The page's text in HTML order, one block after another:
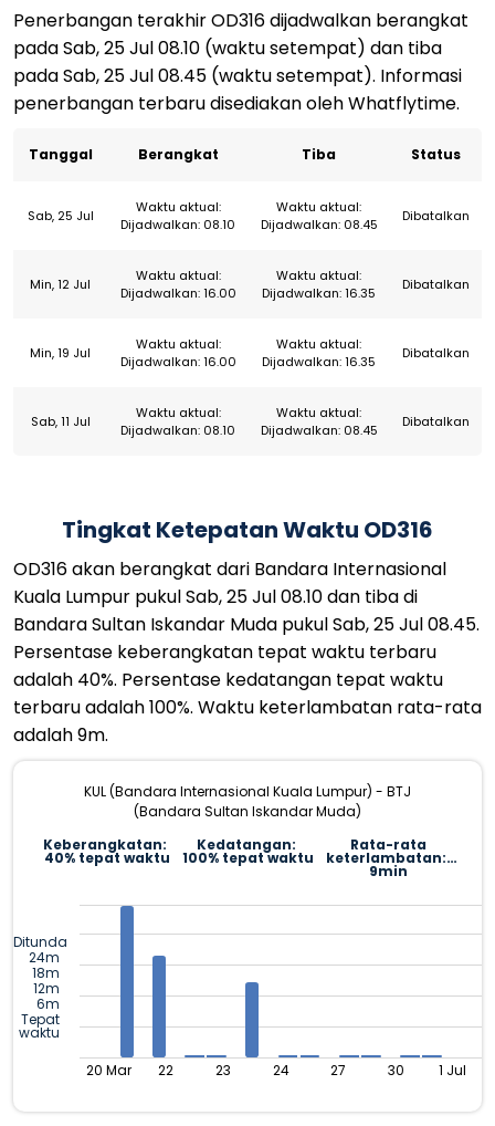
Penerbangan terakhir OD316 dijadwalkan berangkat
pada Sab, 25 Jul 08.10 (waktu setempat) dan tiba
pada Sab, 25 Jul 08.45 (waktu setempat). Informasi
penerbangan terbaru disediakan oleh Whatflytime.
Tanggal Berangkat Tiba Status
Sab, 25 Jul
Waktu aktual:
Dijadwalkan: 08.10
Waktu aktual:
Dijadwalkan: 08.45
Dibatalkan
Min, 12 Jul
Waktu aktual:
Dijadwalkan: 16.00
Waktu aktual:
Dijadwalkan: 16.35
Dibatalkan
Min, 19 Jul
Waktu aktual:
Dijadwalkan: 16.00
Waktu aktual:
Dijadwalkan: 16.35
Dibatalkan
Sab, 11 Jul
Waktu aktual:
Dijadwalkan: 08.10
Waktu aktual:
Dijadwalkan: 08.45
Dibatalkan
Tingkat Ketepatan Waktu OD316
OD316 akan berangkat dari Bandara Internasional
Kuala Lumpur pukul Sab, 25 Jul 08.10 dan tiba di
Bandara Sultan Iskandar Muda pukul Sab, 25 Jul 08.45.
Persentase keberangkatan tepat waktu terbaru
adalah 40%. Persentase kedatangan tepat waktu
terbaru adalah 100%. Waktu keterlambatan rata-rata
adalah 9m.
KUL (Bandara Internasional Kuala Lumpur) - BTJ
(Bandara Sultan Iskandar Muda)
Keberangkatan:
40% tepat waktu
Kedatangan:
100% tepat waktu
Rata-rata
keterlambatan:
9min
Ditunda
24m
18m
12m
6m
Tepat
waktu
20 Mar 22 23 24 27 30 1 Jul